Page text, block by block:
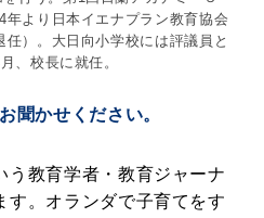
より日本イエナプラン教育協会
）。大日向小学校には評議員と
、校長に就任。
聞かせください。
う教育学者・教育ジャーナ
す。オランダで子育てをす